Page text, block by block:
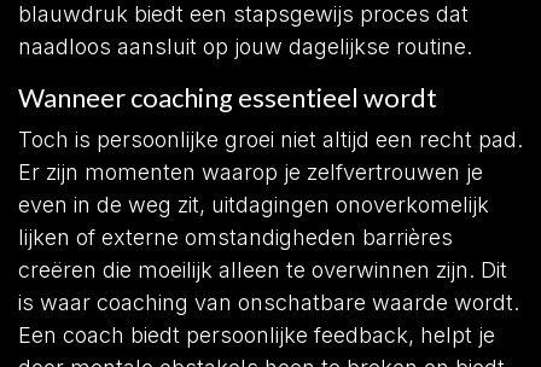
blauwdruk biedt een stapsgewijs proces dat
naadloos aansluit op jouw dagelijkse routine.
Wanneer coaching essentieel wordt
Toch is persoonlijke groei niet altijd een recht pad.
Er zijn momenten waarop je zelfvertrouwen je
even in de weg zit, uitdagingen onoverkomelijk
lijken of externe omstandigheden barrières
creëren die moeilijk alleen te overwinnen zijn. Dit
is waar coaching van onschatbare waarde wordt.
Een coach biedt persoonlijke feedback, helpt je